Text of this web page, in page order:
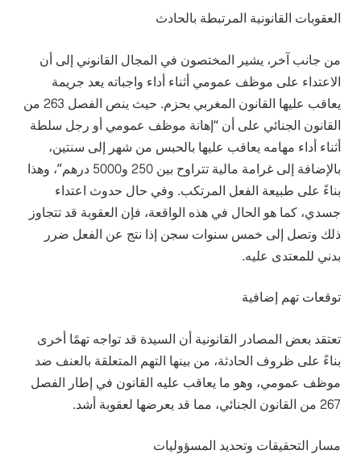
العقوبات القانونية المرتبطة بالحادث
من جانب آخر، يشير المختصون في المجال القانوني إلى أن
الاعتداء على موظف عمومي أثناء أداء واجباته يعد جريمة
يعاقب عليها القانون المغربي بحزم. حيث ينص الفصل 263 من
القانون الجنائي على أن “إهانة موظف عمومي أو رجل سلطة
أثناء أداء مهامه يعاقب عليها بالحبس من شهر إلى سنتين،
بالإضافة إلى غرامة مالية تتراوح بين 250 و5000 درهم”، وهذا
بناءً على طبيعة الفعل المرتكب. وفي حال حدوث اعتداء
جسدي، كما هو الحال في هذه الواقعة، فإن العقوبة قد تتجاوز
ذلك وتصل إلى خمس سنوات سجن إذا نتج عن الفعل ضرر
بدني للمعتدى عليه.
توقعات تهم إضافية
تعتقد بعض المصادر القانونية أن السيدة قد تواجه تهمًا أخرى
بناءً على ظروف الحادثة، من بينها التهم المتعلقة بالعنف ضد
موظف عمومي، وهو ما يعاقب عليه القانون في إطار الفصل
267 من القانون الجنائي، مما قد يعرضها لعقوبة أشد.
مسار التحقيقات وتحديد المسؤوليات